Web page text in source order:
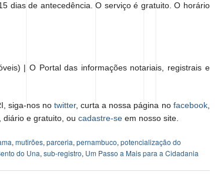
dias de antecedência. O serviço é gratuito. O horário
| O Portal das informações notariais, registrais e
siga-nos notwitter, curta a nossa página no facebook,
, diário e gratuito, ou cadastre-se em nosso site.
, mutirões, parceria, pernambuco, potencialização do
do Una, sub-registro, Um Passo a Mais para a Cidadania